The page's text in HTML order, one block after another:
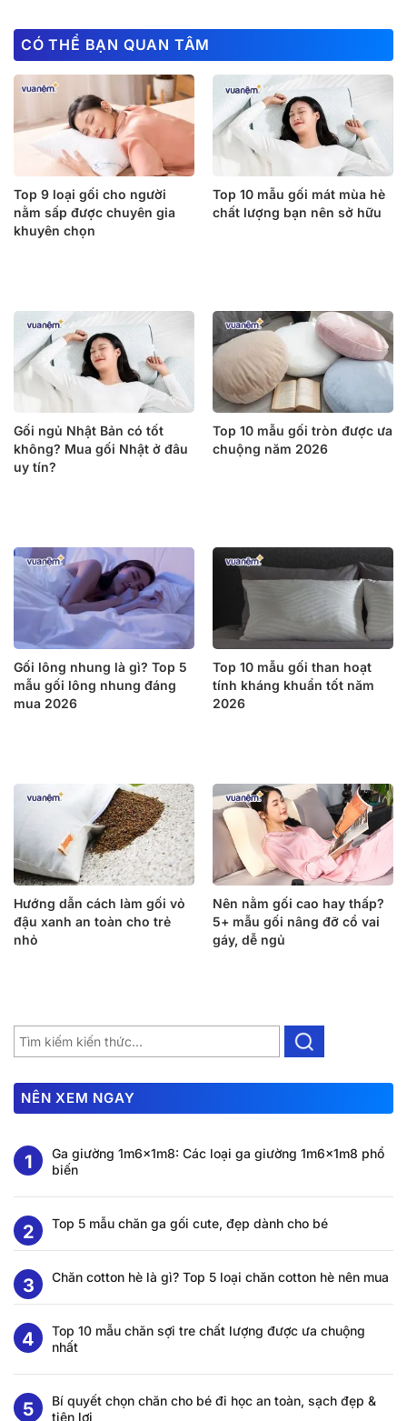
CÓ THỂ BẠN QUAN TÂM
Top 9 loại gối cho người
nằm sấp được chuyên gia
khuyên chọn
Top 10 mẫu gối mát mùa hè
chất lượng bạn nên sở hữu
Gối ngủ Nhật Bản có tốt
không? Mua gối Nhật ở đâu
uy tín?
Top 10 mẫu gối tròn được ưa
chuộng năm 2026
Gối lông nhung là gì? Top 5
mẫu gối lông nhung đáng
mua 2026
Top 10 mẫu gối than hoạt
tính kháng khuẩn tốt năm
2026
Hướng dẫn cách làm gối vỏ
đậu xanh an toàn cho trẻ
nhỏ
Nên nằm gối cao hay thấp?
5+ mẫu gối nâng đỡ cổ vai
gáy, dễ ngủ
NÊN XEM NGAY
Ga giường 1m6x1m8: Các loại ga giường 1m6x1m8 phổ
biến
Top 5 mẫu chăn ga gối cute, đẹp dành cho bé
Chăn cotton hè là gì? Top 5 loại chăn cotton hè nên mua
Top 10 mẫu chăn sợi tre chất lượng được ưa chuộng
nhất
Bí quyết chọn chăn cho bé đi học an toàn, sạch đẹp &
tiện lợi